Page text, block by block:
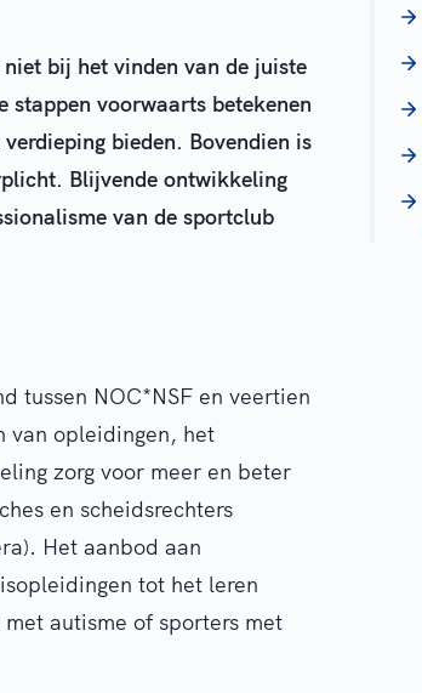
bij het vinden van de juiste
stappen voorwaarts betekenen
bieden. Bovendien is
Blijvende ontwikkeling
van de sportclub
tussen NOC*NSF en veertien
van opleidingen, het
zorg voor meer en beter
en scheidsrechters
Het aanbod aan
tot het leren
autisme of sporters met